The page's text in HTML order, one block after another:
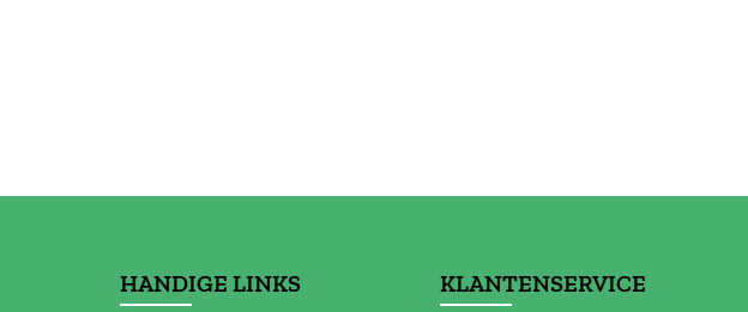
HANDIGE LINKS KLANTENSERVICE